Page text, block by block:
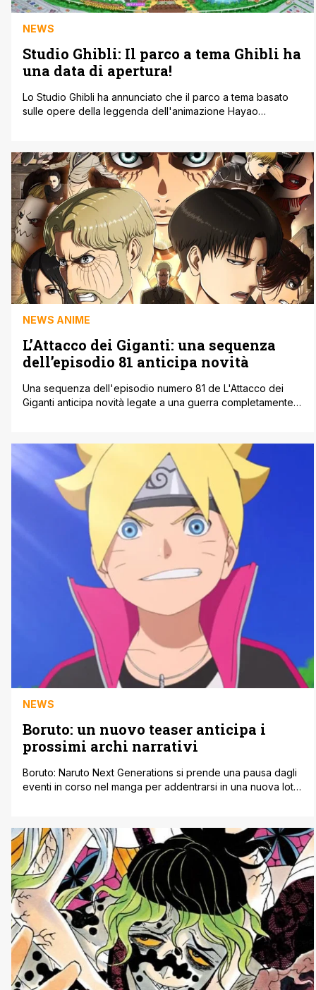
NEWS
Studio Ghibli: Il parco a tema Ghibli ha
una data di apertura!
Lo Studio Ghibli ha annunciato che il parco a tema basato
sulle opere della leggenda dell'animazione Hayao
sull'account Twitter ufficiale dello Studio Ghibli:
https://twitter.com/JP_GHIBLI/status/1486579727204712448?
s=20't=eCLnUrJH3kinsJlQkHHVTg Si trova a circa tre ore
di treno da Tokyo e fa parte dell'Aichi [']
NEWS ANIME
L’Attacco dei Giganti: una sequenza
dell’episodio 81 anticipa novità
Una sequenza dell'episodio numero 81 de L'Attacco dei
Giganti anticipa novità legate a una guerra completamente
l'occasione per esplorare i piani attuali di Eren per il mondo
al di fuori dei confini di Paradis, il [']
NEWS
Boruto: un nuovo teaser anticipa i
prossimi archi narrativi
Boruto: Naruto Next Generations si prende una pausa dagli
eventi in corso nel manga per addentrarsi in una nuova lotta
nuova terrificante minaccia. Un nuovo teaser trailer dà ai fan
un'idea su quali sfide [']